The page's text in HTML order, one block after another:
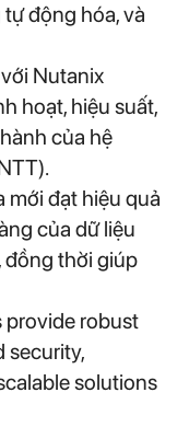
động hóa, và
Nutanix
hoạt, hiệu suất,
của hệ
mới đạt hiệu quả
của dữ liệu
thời giúp
provide robust
security,
solutions